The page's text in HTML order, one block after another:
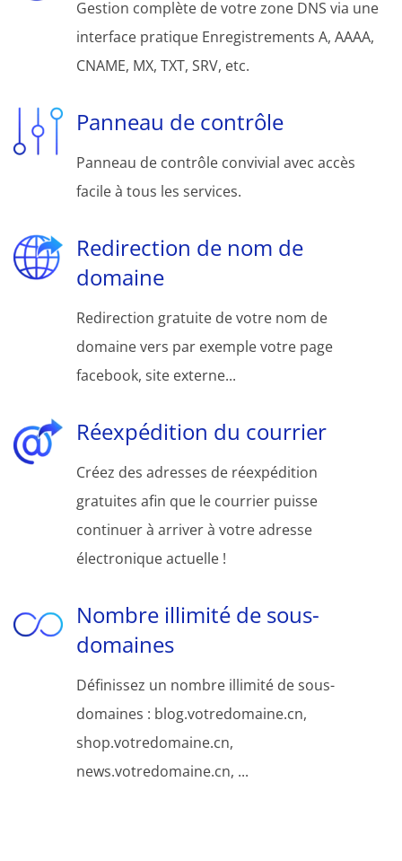
Gestion complète de votre zone DNS via une
interface pratique Enregistrements A, AAAA,
CNAME, MX, TXT, SRV, etc.
Panneau de contrôle
Panneau de contrôle convivial avec accès
facile à tous les services.
Redirection de nom de
domaine
Redirection gratuite de votre nom de
domaine vers par exemple votre page
facebook, site externe...
Réexpédition du courrier
Créez des adresses de réexpédition
gratuites afin que le courrier puisse
continuer à arriver à votre adresse
électronique actuelle !
Nombre illimité de sous-
domaines
Définissez un nombre illimité de sous-
domaines : blog.votredomaine.cn,
shop.votredomaine.cn,
news.votredomaine.cn, ...